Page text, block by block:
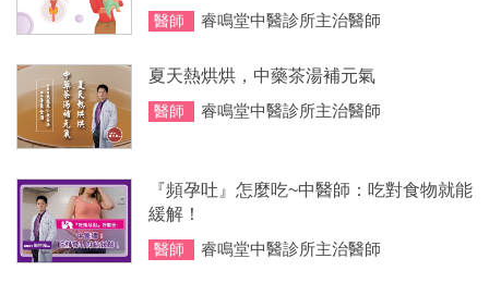
醫師 睿鳴堂中醫診所主治醫師
夏天熱烘烘，中藥茶湯補元氣
醫師 睿鳴堂中醫診所主治醫師
『頻孕吐』怎麼吃~中醫師：吃對食物就能
緩解！
醫師 睿鳴堂中醫診所主治醫師